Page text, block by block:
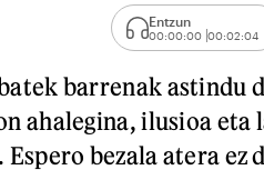
Entzun
00:00:00 00:02:04
barrenak astindu
ahalegina, ilusioa eta
bezala atera ez